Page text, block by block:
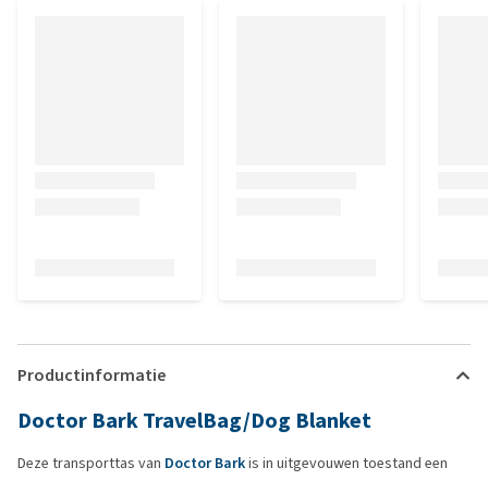
Productinformatie
Doctor Bark TravelBag/Dog Blanket
Deze transporttas van Doctor Barkis in uitgevouwen toestand een